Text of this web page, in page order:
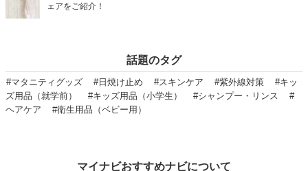
ェアをご紹介！
話題のタグ
#マタニティグッズ #日焼け止め #スキンケア #紫外線対策
#キッ
ズ用品（就学前）
#キッズ用品（小学生） #シャンプー・リンス
#
ヘアケア
#衛生用品（ベビー用）
マイナビおすすめナビについて